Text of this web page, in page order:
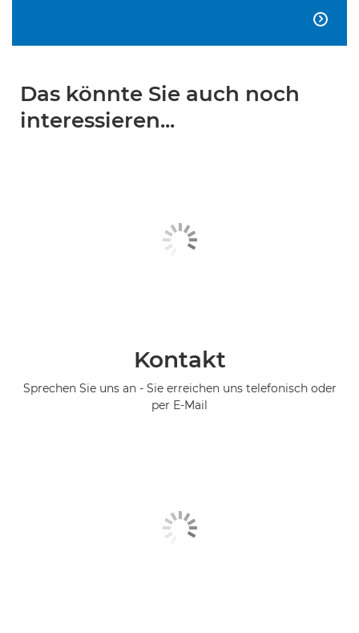

Das könnte Sie auch noch
interessieren...
Kontakt
Sprechen Sie uns an - Sie erreichen uns telefonisch oder
per E-Mail